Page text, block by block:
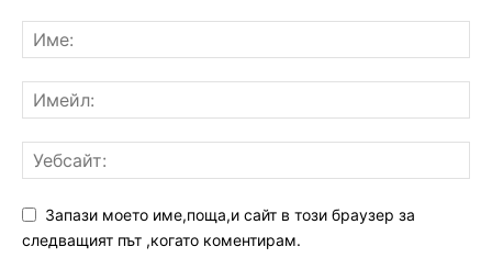
Запази моето име,поща,и сайт в този браузер за
следващият път ,когато коментирам.